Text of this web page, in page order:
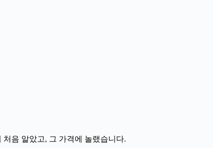
음 알았고, 그 가격에 놀랬습니다.